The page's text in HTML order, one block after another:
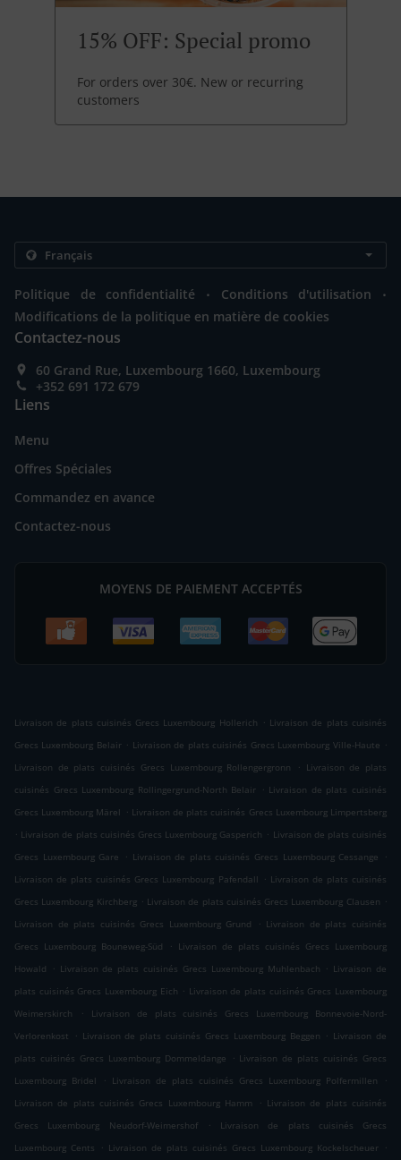
15% OFF: Special promo
For orders over 30€. New or recurring
customers
Politique de confidentialité . Conditions d'utilisation .
Modifications de la politique en matière de cookies
Contactez-nous
60 Grand Rue, Luxembourg 1660, Luxembourg
+352 691 172 679
Liens
Menu
Offres Spéciales
Commandez en avance
Contactez-nous
MOYENS DE PAIEMENT ACCEPTÉS
Livraison de plats cuisinés Grecs Luxembourg Hollerich . Livraison de plats cuisinés
Grecs Luxembourg Belair . Livraison de plats cuisinés Grecs Luxembourg Ville-Haute .
Livraison de plats cuisinés Grecs Luxembourg Rollengergronn
. Livraison de plats
cuisinés Grecs Luxembourg Rollingergrund-North Belair . Livraison de plats cuisinés
Grecs Luxembourg Märel . Livraison de plats cuisinés Grecs Luxembourg Limpertsberg
. Livraison de plats cuisinés Grecs Luxembourg Gasperich . Livraison de plats cuisinés
Grecs Luxembourg Gare
. Livraison de plats cuisinés Grecs Luxembourg Cessange
.
Livraison de plats cuisinés Grecs Luxembourg Pafendall . Livraison de plats cuisinés
Grecs Luxembourg Kirchberg . Livraison de plats cuisinés Grecs Luxembourg Clausen .
Livraison de plats cuisinés Grecs Luxembourg Grund
. Livraison de plats cuisinés
Grecs Luxembourg Bouneweg-Süd
. Livraison de plats cuisinés Grecs Luxembourg
Howald
. Livraison de plats cuisinés Grecs Luxembourg Muhlenbach . Livraison de
plats cuisinés Grecs Luxembourg Eich . Livraison de plats cuisinés Grecs Luxembourg
Weimerskirch
.
Livraison de plats cuisinés Grecs Luxembourg Bonnevoie-Nord-
Verlorenkost
. Livraison de plats cuisinés Grecs Luxembourg Beggen . Livraison de
plats cuisinés Grecs Luxembourg Dommeldange
. Livraison de plats cuisinés Grecs
Luxembourg Bridel
. Livraison de plats cuisinés Grecs Luxembourg Polfermillen
.
Livraison de plats cuisinés Grecs Luxembourg Hamm
. Livraison de plats cuisinés
Grecs Luxembourg Neudorf-Weimershof
.
Livraison de plats cuisinés Grecs
Luxembourg Cents
. Livraison de plats cuisinés Grecs Luxembourg Kockelscheuer .